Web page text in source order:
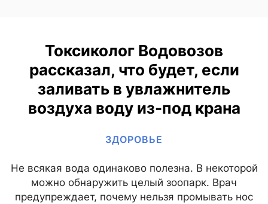
Токсиколог Водовозов
рассказал, что будет, если
заливать в увлажнитель
воздуха воду из-под крана
ЗДОРОВЬЕ
Не всякая вода одинаково полезна. В некоторой
можно обнаружить целый зоопарк. Врач
предупреждает, почему нельзя промывать нос